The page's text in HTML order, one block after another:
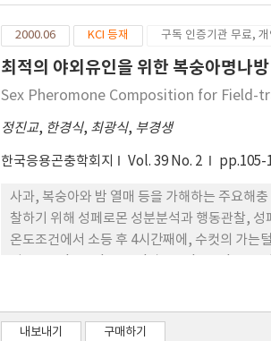
정량은 1mg이 효과적이었다. 세번째 성분인
2000.06 KCI 등재 구독 인증기관 무료,
최적의 야외유인을 위한 복숭아명
Sex Pheromone Composition for Field-
정진교, 한경식, 최광식, 부경생
한국응용곤충학회지 Vol. 39 No. 2 pp.105-
사과, 복숭아와 밤 열매 등을 가해하는 주요
찰하기 위해 성페로몬 성분분석과 행동관찰,
온도조건에서 소등 후 4시간째에, 수컷의 가는
유인하기 위해 두 성분의 합성화합물을 이용
반응이 관찰되었다.
내보내기 구매하기